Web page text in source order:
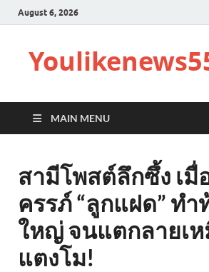
August 6, 2026
MAIN MENU
สามีโพสต์ลึกซึ้ง เมื่
ครรภ์ “ลูกแฝด” ทำ
ใหญ่ จนแตกลายเ
แตงโม!